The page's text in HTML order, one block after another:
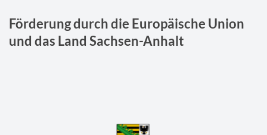
Förderung durch die Europäische Union
und das Land Sachsen-Anhalt